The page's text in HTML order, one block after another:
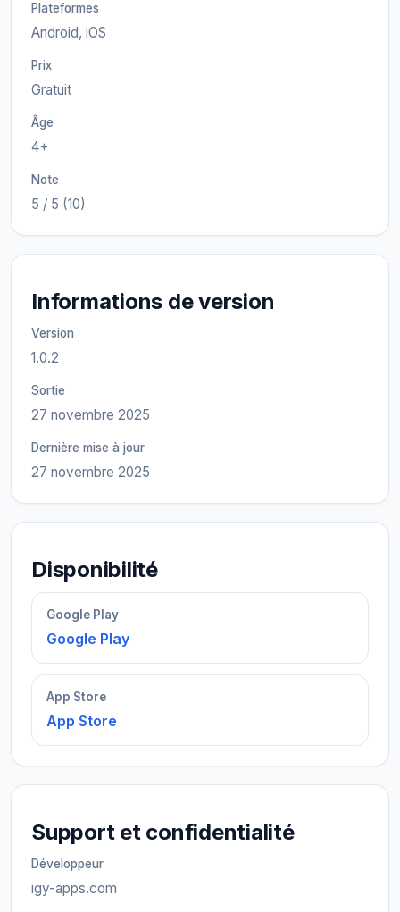
Plateformes
Android, iOS
Prix
Gratuit
Âge
4+
Note
5 / 5 (10)
Informations de version
Version
1.0.2
Sortie
27 novembre 2025
Dernière mise à jour
27 novembre 2025
Disponibilité
Google Play
Google Play
App Store
App Store
Support et confidentialité
Développeur
igy-apps.com